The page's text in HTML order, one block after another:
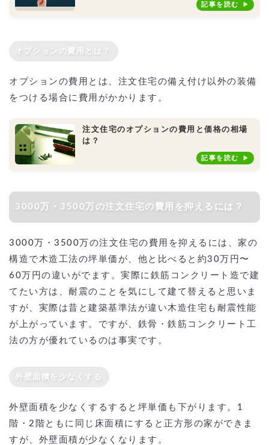
記事を読む
オプションの費用とは？
オプションの費用とは、注文住宅の備え付け以外の装備
をつける場合に費用がかかります。
注文住宅のオプションの費用と価格の相場
は？
記事を読む
3000万・3500万の注文住宅の費用を抑えるには？
3000万・3500万の注文住宅の費用を抑えるには、家の
構造で木造工法の坪単価が、他と比べると約30万円〜
60万円の違いがでます。実際に鉄筋コンクリート造で建
てたい方は、耐震のことを気にして建て替えると思いま
すが、実際は昔と建築基準法が違い木造住宅も耐震性能
が上がっています。ですが、鉄骨・鉄筋コンクリート工
法の方が優れているのは事実です。
外壁面積を少なくする
外壁面積を少なくするすると坪単価も下がります。1
階・2階ともに同じ床面積にすると正方形の家ができま
すが、外壁面積が少なくなります。